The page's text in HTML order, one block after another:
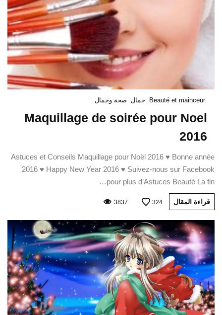
Beauté et mainceur جمال صحة وجمال
Maquillage de soirée pour Noel
2016
Astuces et Conseils Maquillage pour Noël 2016 ♥ Bonne année
2016 ♥ Happy New Year 2016 ♥ Suivez-nous sur Facebook
pour plus d’Astuces Beauté La fin…
قراءة المقال 324
3837